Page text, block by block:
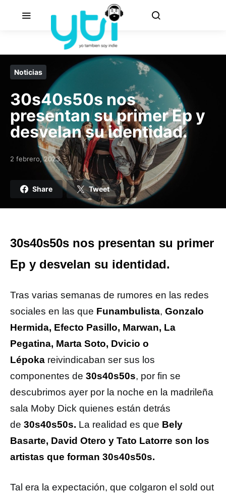
Noticias
30s40s50s nos
presentan su primer Ep y
desvelan su identidad.
Posted on
2 febrero, 2023
Share Tweet
30s40s50s nos presentan su primer
Ep y desvelan su identidad.
Tras varias semanas de rumores en las redes
sociales en las que Funambulista, Gonzalo
Hermida, Efecto Pasillo, Marwan, La
Pegatina, Marta Soto, Dvicio o
Lépoka reivindicaban ser sus los
componentes de 30s40s50s, por fin se
descubrimos ayer por la noche en la madrileña
sala Moby Dick quienes están detrás
de 30s40s50s. La realidad es que Bely
Basarte, David Otero y Tato Latorre son los
artistas que forman 30s40s50s.
Tal era la expectación, que colgaron el sold out